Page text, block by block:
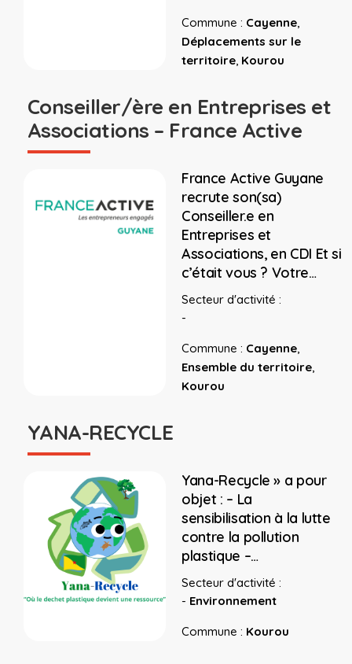
Commune : Cayenne,
Déplacements sur le
territoire, Kourou
Conseiller/ère en Entreprises et
Associations – France Active
France Active Guyane
recrute son(sa)
Conseiller.e en
Entreprises et
Associations, en CDI Et si
c’était vous ? Votre…
Secteur d'activité :
-
Commune : Cayenne,
Ensemble du territoire,
Kourou
YANA-RECYCLE
Yana-Recycle » a pour
objet : – La
sensibilisation à la lutte
contre la pollution
plastique –…
Secteur d'activité :
- Environnement
Commune : Kourou